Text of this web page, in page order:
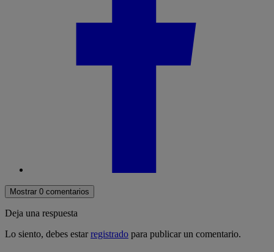
Mostrar 0 comentarios
Deja una respuesta
Lo siento, debes estarregistrado para publicar un comentario.